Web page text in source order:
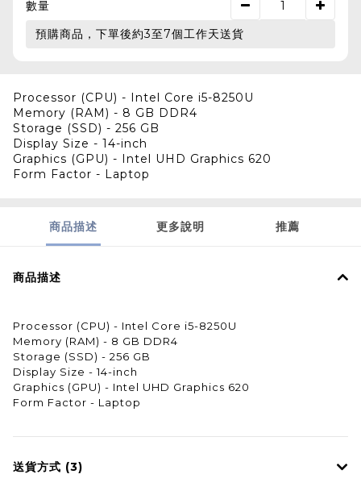
數量
預購商品，下單後約3至7個工作天送貨
Processor (CPU) - Intel Core i5-8250U
Memory (RAM) - 8 GB DDR4
Storage (SSD) - 256 GB
Display Size - 14-inch
Graphics (GPU) - Intel UHD Graphics 620
Form Factor - Laptop
商品描述 更多說明 推薦
商品描述
Processor (CPU) - Intel Core i5-8250U
Memory (RAM) - 8 GB DDR4
Storage (SSD) - 256 GB
Display Size - 14-inch
Graphics (GPU) - Intel UHD Graphics 620
Form Factor - Laptop
送貨方式 (3)